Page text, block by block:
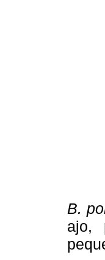
B.
ajo,